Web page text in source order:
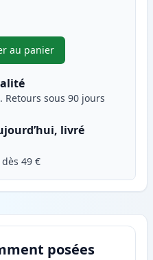
au panier
,Brother TN135Y (TN130Y)
Retours sous 90 jours
livré
49 €
posées